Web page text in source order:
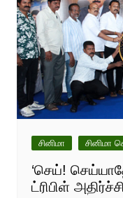
சினிமா சினிமா
‘செய்!
ட்ரிபிள்